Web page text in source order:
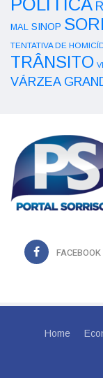
POLÍTICA
MAL SINOP
TENTATIVA DE
TRÂNSITO
VÁRZEA
FACEBOOK
Home